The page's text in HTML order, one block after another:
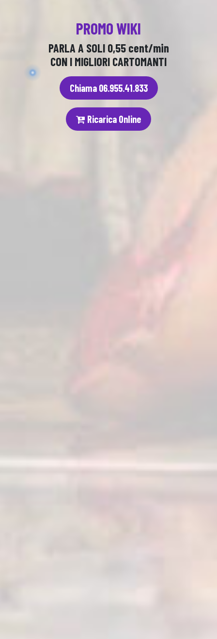
E-STATE CON NOI
PARLA SEMPRE 30 MINUTI
A SOLI 10 EURO!!!
sino al 31 agosto
Chiama 06.955.41.911
Ricarica Online